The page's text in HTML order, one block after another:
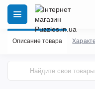
Описание товара